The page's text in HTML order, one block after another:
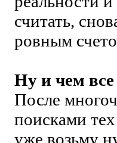
считать,
ровным
Ну и чем
После
поисками
уже возьму